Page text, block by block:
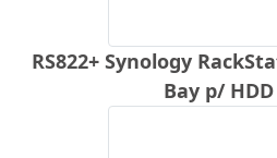
RS822+ Synology
Bay p/ HDD